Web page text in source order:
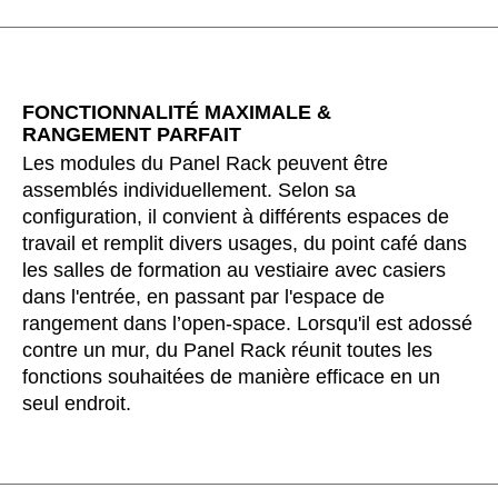
FONCTIONNALITÉ MAXIMALE &
RANGEMENT PARFAIT
Les modules du Panel Rack peuvent être
assemblés individuellement. Selon sa
configuration, il convient à différents espaces de
travail et remplit divers usages, du point café dans
les salles de formation au vestiaire avec casiers
dans l'entrée, en passant par l'espace de
rangement dans l’open-space. Lorsqu'il est adossé
contre un mur, du Panel Rack réunit toutes les
fonctions souhaitées de manière efficace en un
seul endroit.